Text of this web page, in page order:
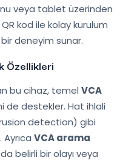
veya tablet üzerinden
kod ile kolay kurulum
bir deneyim sunar.
Özellikleri
bu cihaz, temel VCA
de destekler. Hat ihlali
detection) gibi
Ayrıca VCA arama
belirli bir olayı veya